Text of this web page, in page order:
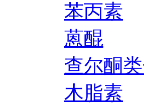
苯丙素
蒽醌
查尔酮
木脂素